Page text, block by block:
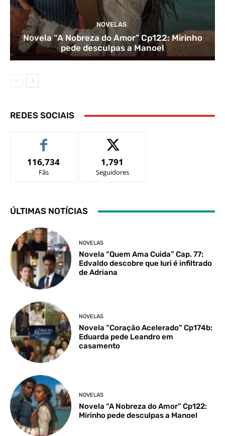
NOVELAS
Novela “A Nobreza do Amor” Cp122: Mirinho
pede desculpas a Manoel
REDES SOCIAIS
116,734
Fãs
1,791
Seguidores
ÚLTIMAS NOTÍCIAS
NOVELAS
Novela “Quem Ama Cuida” Cap. 77:
Edvaldo descobre que Iuri é infiltrado
de Adriana
NOVELAS
Novela “Coração Acelerado” Cp174b:
Eduarda pede Leandro em
casamento
NOVELAS
Novela “A Nobreza do Amor” Cp122:
Mirinho pede desculpas a Manoel